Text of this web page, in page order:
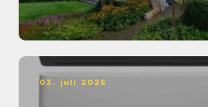
03. juli 2026